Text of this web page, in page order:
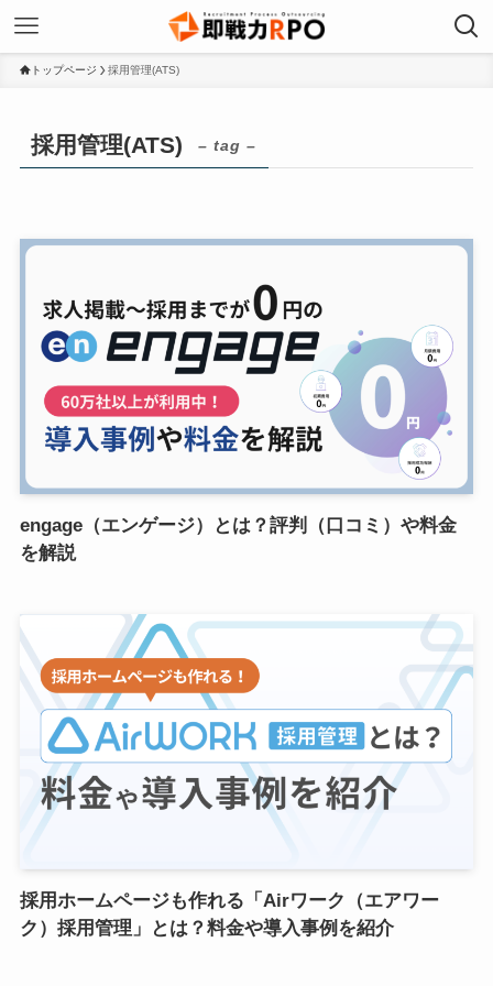
トップページ 採用管理(ATS)
採用管理(ATS) – tag –
engage（エンゲージ）とは？評判（口コミ）や料金
を解説
採用ホームページも作れる「Airワーク（エアワー
ク）採用管理」とは？料金や導入事例を紹介